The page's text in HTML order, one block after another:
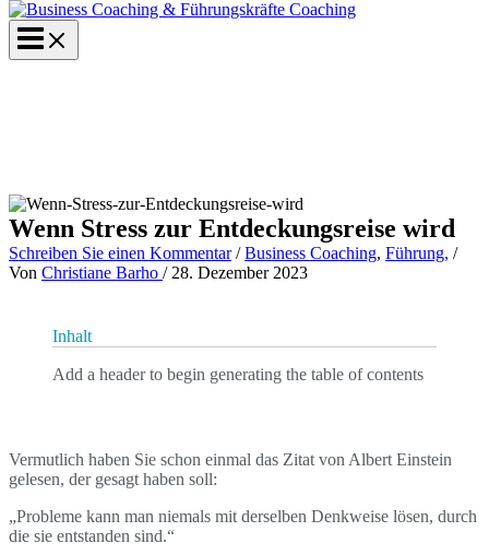
Wenn Stress zur Entdeckungsreise wird
Schreiben Sie einen Kommentar /Business Coaching, Führung, /
Von Christiane Barho / 28. Dezember 2023
Inhalt
Add a header to begin generating the table of contents
Vermutlich haben Sie schon einmal das Zitat von Albert Einstein
gelesen, der gesagt haben soll:
„Probleme kann man niemals mit derselben Denkweise lösen, durch
die sie entstanden sind.“